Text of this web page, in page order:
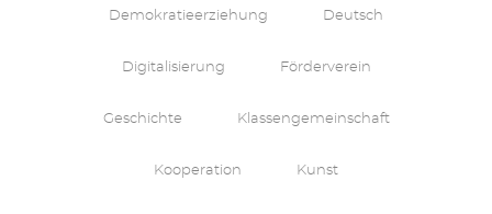
Demokratieerziehung Deutsch
Digitalisierung Förderverein
Geschichte Klassengemeinschaft
Kooperation Kunst